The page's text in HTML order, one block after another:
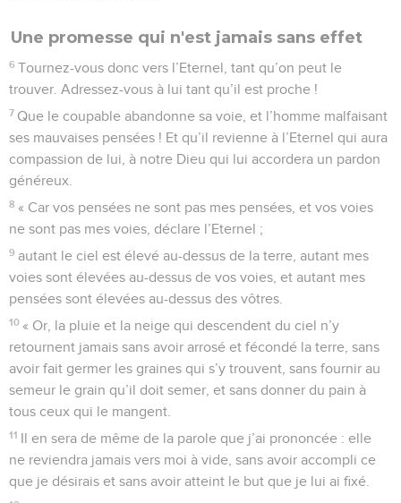
Une promesse qui n'est jamais sans effet
6 Tournez-vous donc vers l’Eternel, tant qu’on peut le
trouver. Adressez-vous à lui tant qu’il est proche !
7 Que le coupable abandonne sa voie, et l’homme malfaisant
ses mauvaises pensées ! Et qu’il revienne à l’Eternel qui aura
compassion de lui, à notre Dieu qui lui accordera un pardon
généreux.
8 « Car vos pensées ne sont pas mes pensées, et vos voies
ne sont pas mes voies, déclare l’Eternel ;
9 autant le ciel est élevé au-dessus de la terre, autant mes
voies sont élevées au-dessus de vos voies, et autant mes
pensées sont élevées au-dessus des vôtres.
10 « Or, la pluie et la neige qui descendent du ciel n’y
retournent jamais sans avoir arrosé et fécondé la terre, sans
avoir fait germer les graines qui s’y trouvent, sans fournir au
semeur le grain qu’il doit semer, et sans donner du pain à
tous ceux qui le mangent.
11 Il en sera de même de la parole que j’ai prononcée : elle
ne reviendra jamais vers moi à vide, sans avoir accompli ce
que je désirais et sans avoir atteint le but que je lui ai fixé.